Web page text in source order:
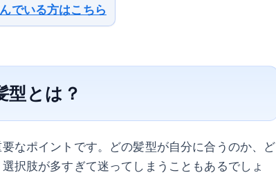
でいる方はこちら
型とは？
なポイントです。どの髪型が自分に合うのか、ど
択肢が多すぎて迷ってしまうこともあるでしょ